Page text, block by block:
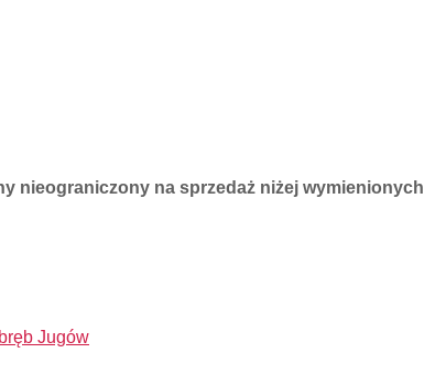
nieograniczony na sprzedaż niżej wymienionych
Jugów